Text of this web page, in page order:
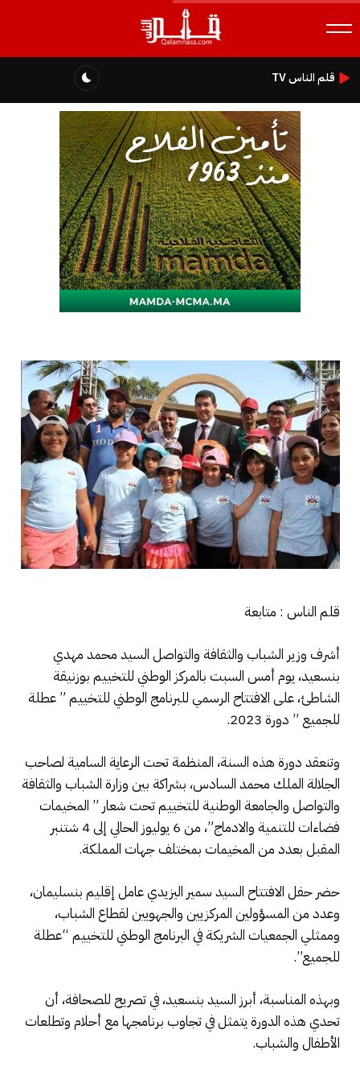
قلم الناس TV
قلم الناس : متابعة
أشرف وزير الشباب والثقافة والتواصل السيد محمد مهدي
بنسعيد، يوم أمس السبت بالمركز الوطني للتخييم بوزنيقة
الشاطئ، على الافتتاح الرسمي للبرنامج الوطني للتخييم ” عطلة
للجميع ” دورة 2023.
وتنعقد دورة هذه السنة، المنظمة تحت الرعاية السامية لصاحب
الجلالة الملك محمد السادس، بشراكة بين وزارة الشباب والثقافة
والتواصل والجامعة الوطنية للتخييم تحت شعار ” المخيمات
فضاءات للتنمية والادماج”، من 6 يوليوز الحالي إلى 4 شتنبر
المقبل بعدد من المخيمات بمختلف جهات المملكة.
حضر حفل الافتتاح السيد سمير اليزيدي عامل إقليم بنسليمان،
وعدد من المسؤولين المركزيين والجهويين لقطاع الشباب،
وممثلي الجمعيات الشريكة في البرنامج الوطني للتخييم “عطلة
للجميع”.
وبهذه المناسبة، أبرز السيد بنسعيد، في تصريح للصحافة، أن
تحدي هذه الدورة يتمثل في تجاوب برنامجها مع أحلام وتطلعات
الأطفال والشباب.